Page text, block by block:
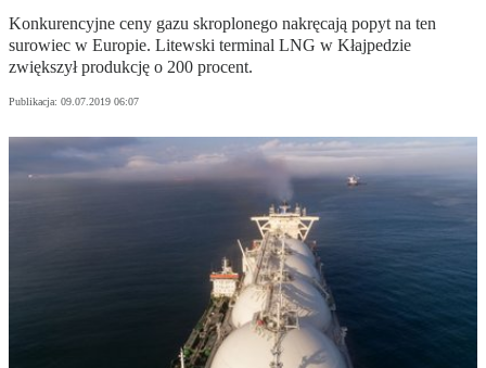
Konkurencyjne ceny gazu skroplonego nakręcają popyt na ten
surowiec w Europie. Litewski terminal LNG w Kłajpedzie
zwiększył produkcję o 200 procent.
Publikacja: 09.07.2019 06:07